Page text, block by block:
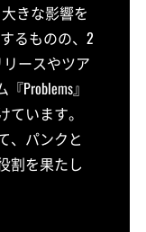
大きな影響を
るものの、2
ースやツア
Problems』
います。
、パンクと
割を果たし